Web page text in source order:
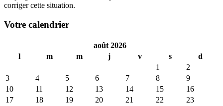
corriger cette situation.
Votre calendrier
août 2026
l
m m j v s
d
1
2
3
4 5 6 7 8
9
10
11 12 13 14 15
16
17
18 19 20 21 22
23